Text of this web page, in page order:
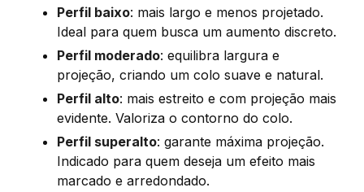
Perfil baixo: mais largo e menos projetado.
Ideal para quem busca um aumento discreto.
Perfil moderado: equilibra largura e
projeção, criando um colo suave e natural.
Perfil alto: mais estreito e com projeção mais
evidente. Valoriza o contorno do colo.
Perfil superalto: garante máxima projeção.
Indicado para quem deseja um efeito mais
marcado e arredondado.